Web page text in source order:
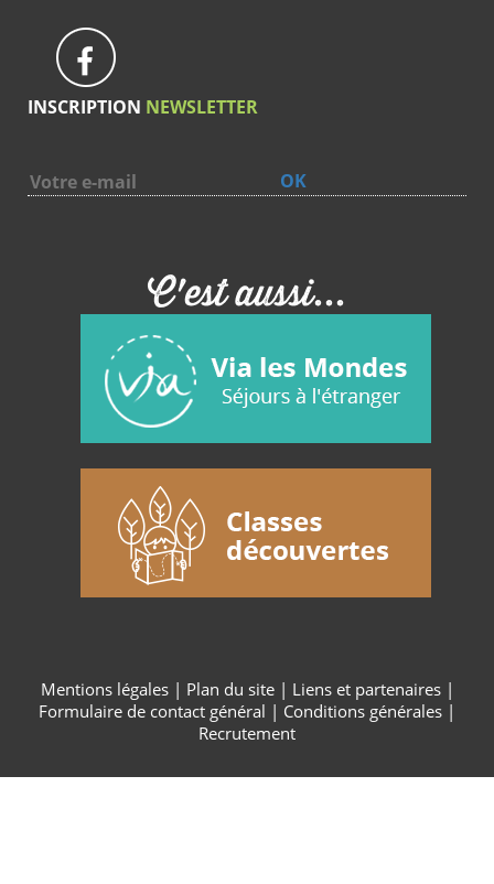
INSCRIPTION NEWSLETTER
OK
C'est aussi...
Mentions légales| Plan du site| Liens et partenaires |
Formulaire de contact général | Conditions générales |
Recrutement